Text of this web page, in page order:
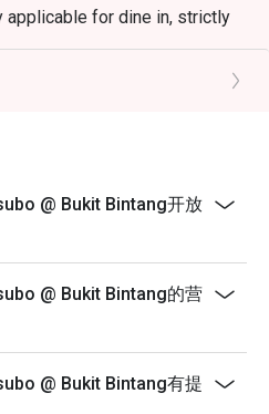
典消暑圣品，完美比例调制，
applicable for dine in, strictly
discount
If your party size changes
If you arrive with more
altogether.
to restaurant's
may ask you to wait during
code upon arrival.
@ Bukit Bintang开放
@ Bukit Bintang的营
@ Bukit Bintang有提